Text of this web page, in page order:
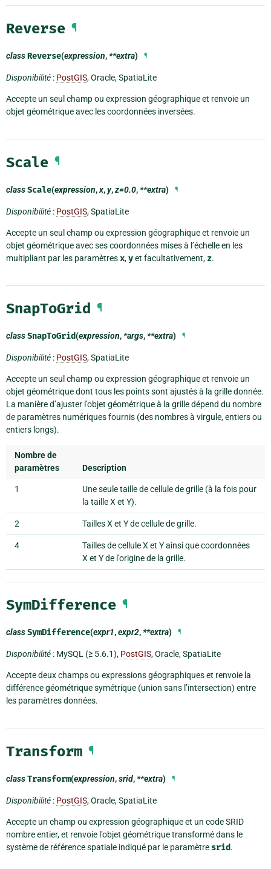
Reverse ¶
classReverse(expression,**extra) ¶
Disponibilité : PostGIS, Oracle, SpatiaLite
Accepte un seul champ ou expression géographique et renvoie un
objet géométrique avec les coordonnées inversées.
Scale ¶
classScale(expression,x,y,z=0.0,**extra) ¶
Disponibilité : PostGIS, SpatiaLite
Accepte un seul champ ou expression géographique et renvoie un
objet géométrique avec ses coordonnées mises à l’échelle en les
multipliant par les paramètresx,yet facultativement, z.
SnapToGrid ¶
classSnapToGrid(expression,*args,**extra) ¶
Disponibilité : PostGIS, SpatiaLite
Accepte un seul champ ou expression géographique et renvoie un
objet géométrique dont tous les points sont ajustés à la grille donnée.
La manière d’ajuster l’objet géométrique à la grille dépend du nombre
de paramètres numériques fournis (des nombres à virgule, entiers ou
entiers longs).
Nombre de
paramètres
Description
1
Une seule taille de cellule de grille (à la fois pour
la taille X et Y).
2 Tailles X et Y de cellule de grille.
4
Tailles de cellule X et Y ainsi que coordonnées
X et Y de l’origine de la grille.
SymDifference ¶
classSymDifference(expr1,expr2,**extra) ¶
Disponibilité : MySQL (≥ 5.6.1), PostGIS, Oracle, SpatiaLite
Accepte deux champs ou expressions géographiques et renvoie la
différence géométrique symétrique (union sans l’intersection) entre
les paramètres données.
Transform ¶
classTransform(expression,srid,**extra) ¶
Disponibilité : PostGIS, Oracle, SpatiaLite
Accepte un champ ou expression géographique et un code SRID
nombre entier, et renvoie l’objet géométrique transformé dans le
système de référence spatiale indiqué par le paramètre srid.